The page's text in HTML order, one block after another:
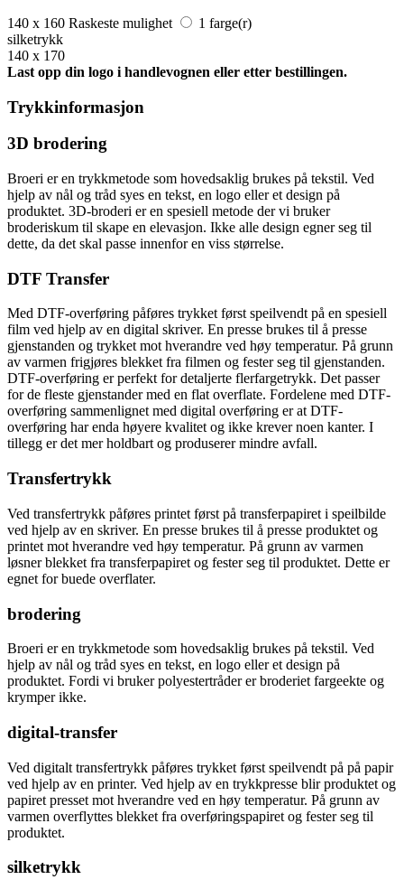
140 x 160 Raskeste mulighet
1 farge(r)
silketrykk
140 x 170
Last opp din logo i handlevognen eller etter bestillingen.
Trykkinformasjon
3D brodering
Broeri er en trykkmetode som hovedsaklig brukes på tekstil. Ved
hjelp av nål og tråd syes en tekst, en logo eller et design på
produktet. 3D-broderi er en spesiell metode der vi bruker
broderiskum til skape en elevasjon. Ikke alle design egner seg til
dette, da det skal passe innenfor en viss størrelse.
DTF Transfer
Med DTF-overføring påføres trykket først speilvendt på en spesiell
film ved hjelp av en digital skriver. En presse brukes til å presse
gjenstanden og trykket mot hverandre ved høy temperatur. På grunn
av varmen frigjøres blekket fra filmen og fester seg til gjenstanden.
DTF-overføring er perfekt for detaljerte flerfargetrykk. Det passer
for de fleste gjenstander med en flat overflate. Fordelene med DTF-
overføring sammenlignet med digital overføring er at DTF-
overføring har enda høyere kvalitet og ikke krever noen kanter. I
tillegg er det mer holdbart og produserer mindre avfall.
Transfertrykk
Ved transfertrykk påføres printet først på transferpapiret i speilbilde
ved hjelp av en skriver. En presse brukes til å presse produktet og
printet mot hverandre ved høy temperatur. På grunn av varmen
løsner blekket fra transferpapiret og fester seg til produktet. Dette er
egnet for buede overflater.
brodering
Broeri er en trykkmetode som hovedsaklig brukes på tekstil. Ved
hjelp av nål og tråd syes en tekst, en logo eller et design på
produktet. Fordi vi bruker polyestertråder er broderiet fargeekte og
krymper ikke.
digital-transfer
Ved digitalt transfertrykk påføres trykket først speilvendt på på papir
ved hjelp av en printer. Ved hjelp av en trykkpresse blir produktet og
papiret presset mot hverandre ved en høy temperatur. På grunn av
varmen overflyttes blekket fra overføringspapiret og fester seg til
produktet.
silketrykk